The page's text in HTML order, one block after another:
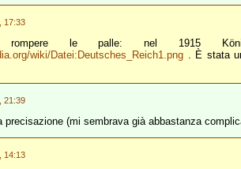
17:33
le palle: nel 1915
wiki/Datei:Deutsches_Reich1.png . È stata
21:39
precisazione (mi sembrava già abbastanza
14:13